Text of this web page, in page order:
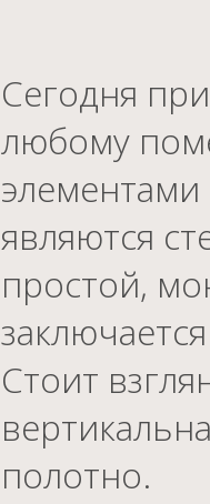
Сегодня
любому
элементами
являются
простой,
Стоит
полотно.